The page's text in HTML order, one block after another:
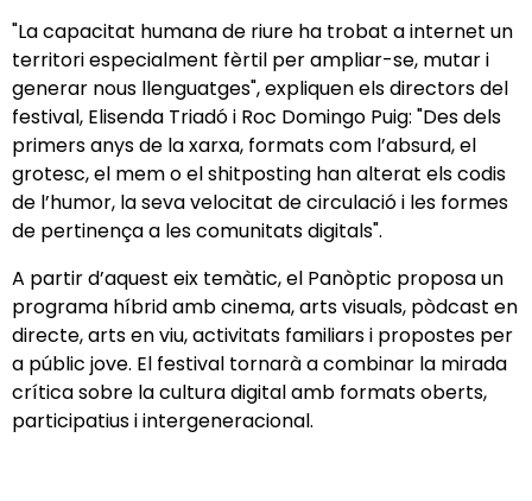
"La capacitat humana de riure ha trobat a internet un
territori especialment fèrtil per ampliar-se, mutar i
generar nous llenguatges", expliquen els directors del
festival, Elisenda Triadó i Roc Domingo Puig: "Des dels
primers anys de la xarxa, formats com l’absurd, el
grotesc, el mem o el shitposting han alterat els codis
de l’humor, la seva velocitat de circulació i les formes
de pertinença a les comunitats digitals".
A partir d’aquest eix temàtic, el Panòptic proposa un
programa híbrid amb cinema, arts visuals, pòdcast en
directe, arts en viu, activitats familiars i propostes per
a públic jove. El festival tornarà a combinar la mirada
crítica sobre la cultura digital amb formats oberts,
participatius i intergeneracional.